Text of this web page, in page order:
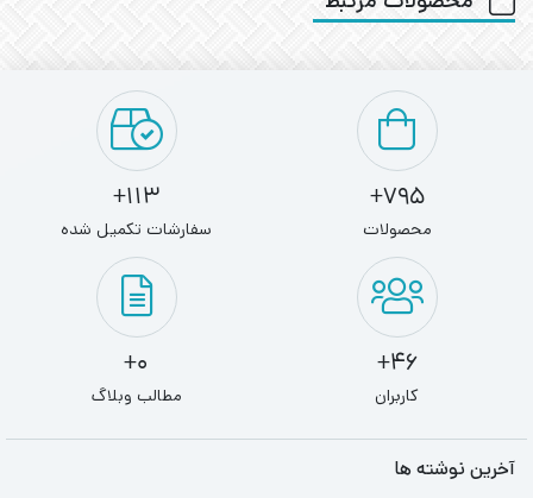
795+
محصولات
113+
سفارشات تکمیل شده
46+
کاربران
0+
مطالب وبلاگ
آخرین نوشته ها